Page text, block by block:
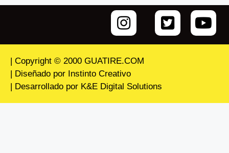
| Copyright © 2000 GUATIRE.COM
| Diseñado por Instinto Creativo
| Desarrollado por K&E Digital Solutions